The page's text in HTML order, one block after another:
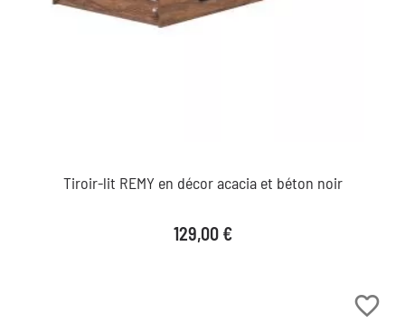
Tiroir-lit REMY en décor acacia et béton noir
Prix
129,00 €
favorite_border